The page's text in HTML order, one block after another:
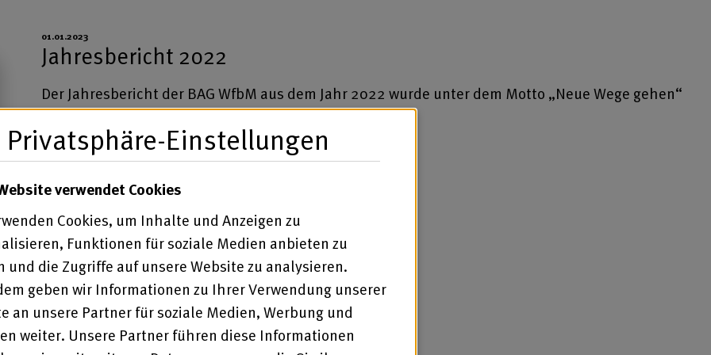
01.01.2023
Jahresbericht 2022
Der Jahresbericht der BAG WfbM aus dem Jahr 2022 wurde unter dem Motto „Neue Wege gehen“
veröffentlicht.
0,00€
Privatsphäre-Einstellungen
verwendet Cookies
Cookies, um Inhalte und Anzeigen zu
Funktionen für soziale Medien anbieten zu
und die Zugriffe auf unsere Website zu analysieren.
geben wir Informationen zu Ihrer Verwendung unserer
an unsere Partner für soziale Medien, Werbung und
weiter. Unsere Partner führen diese Informationen